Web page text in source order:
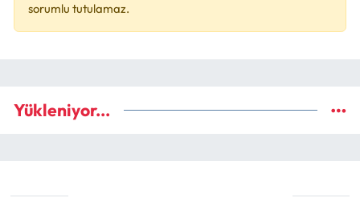
sorumlu tutulamaz.
Yükleniyor...